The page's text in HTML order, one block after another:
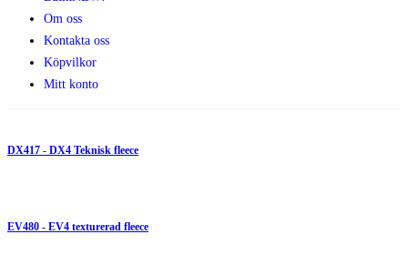
Om oss
Kontakta oss
Köpvilkor
Mitt konto
DX417 - DX4 Teknisk fleece
EV480 - EV4 texturerad fleece